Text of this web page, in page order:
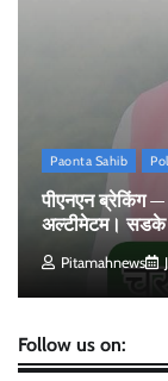
Paonta Sahib
पीएनएन ब्रेकिंग
अल्टीमेटम। सडके
Pitamahnews
Follow us on: